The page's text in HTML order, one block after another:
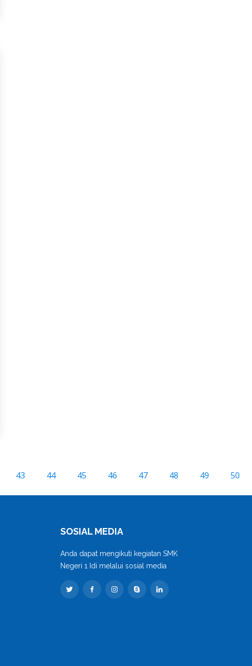
43 44 45 46 47 48 49 50
SOSIAL MEDIA
Anda dapat mengikuti kegiatan SMK
Negeri 1 Idi melalui sosial media